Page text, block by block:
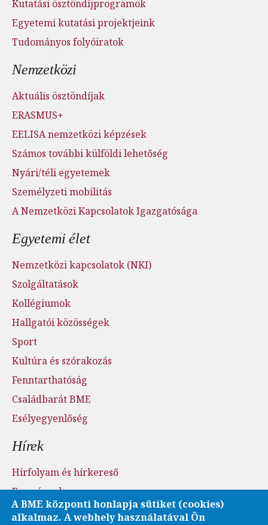
Kutatási ösztöndíjprogramok
Egyetemi kutatási projektjeink
Tudományos folyóiratok
Nemzetközi
Aktuális ösztöndíjak
ERASMUS+
EELISA nemzetközi képzések
Számos további külföldi lehetőség
Nyári/téli egyetemek
Személyzeti mobilitás
A Nemzetközi Kapcsolatok Igazgatósága
Egyetemi élet
Nemzetközi kapcsolatok (NKI)
Szolgáltatások
Kollégiumok
Hallgatói közösségek
Sport
Kultúra és szórakozás
Fenntarthatóság
Családbarát BME
Esélyegyenlőség
Hírek
Hírfolyam és hírkereső
Események
Sajtószoba - sajtófigyelés
A BME központi honlapja sütiket (cookies)
alkalmaz. A webhely használatával Ön